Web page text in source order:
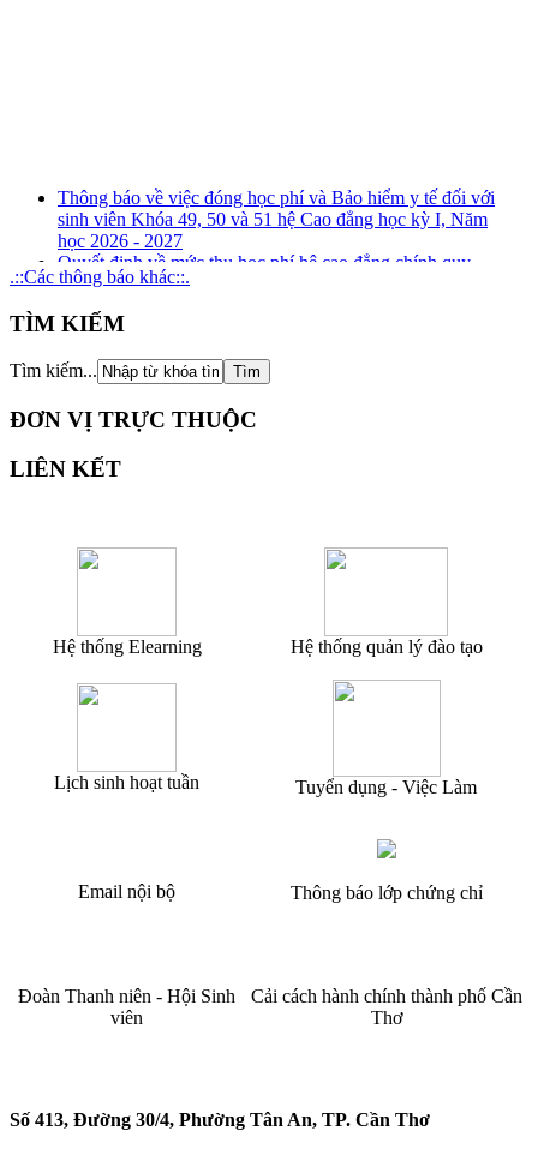
Thông báo về việc đóng học phí và Bảo hiểm y tế đối với
sinh viên Khóa 49, 50 và 51 hệ Cao đẳng học kỳ I, Năm
học 2026 - 2027
Quyết định về mức thu học phí hệ cao đẳng chính quy
(ngành đào tạo nghề) năm học 2026 - 2027
phòng, chống tham nhũng, tiêu cực năm 2026
Thông báo Kết quả xét thăng hạng chức danh nghề nghiệp
đối với giảng viên giáo dục nghề nghiệp từ hạng III lên
hạng II và tương đương
.::Các thông báo khác::.
TÌM KIẾM
Tìm kiếm...
ĐƠN VỊ TRỰC THUỘC
LIÊN KẾT
Hệ thống Elearning Hệ thống quản lý đào tạo
Lịch sinh hoạt tuần Tuyển dụng - Việc Làm
Email nội bộ Thông báo lớp chứng chỉ
Đoàn Thanh niên - Hội Sinh
viên
Cải cách hành chính thành phố Cần
Thơ
Số 413, Đường 30/4, Phường Tân An, TP. Cần Thơ